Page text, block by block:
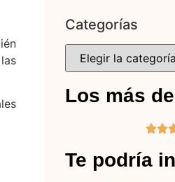
Categorías
Los más

Te podría